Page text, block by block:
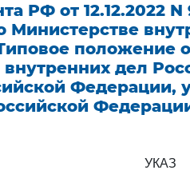
РФ от 12.12.2022
Министерстве
положение
внутренних дел
Федерации,
УКАЗ